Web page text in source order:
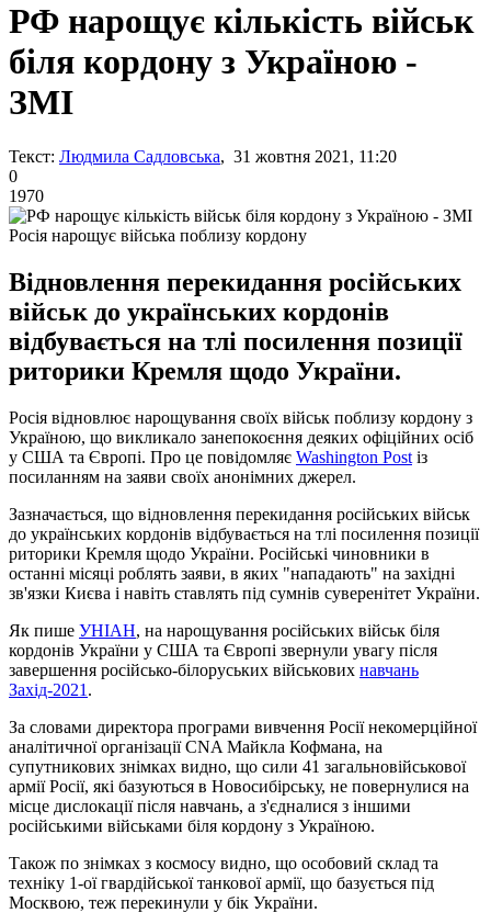
РФ нарощує кількість військ
біля кордону з Україною -
ЗМІ
Текст: Людмила Садловська, 31 жовтня 2021, 11:20
0
1970
Росія нарощує війська поблизу кордону
Відновлення перекидання російських
військ до українських кордонів
відбувається на тлі посилення позиції
риторики Кремля щодо України.
Росія відновлює нарощування своїх військ поблизу кордону з
Україною, що викликало занепокоєння деяких офіційних осіб
у США та Європі. Про це повідомляє Washington Рost із
посиланням на заяви своїх анонімних джерел.
Зазначається, що відновлення перекидання російських військ
до українських кордонів відбувається на тлі посилення позиції
риторики Кремля щодо України. Російські чиновники в
останні місяці роблять заяви, в яких "нападають" на західні
зв'язки Києва і навіть ставлять під сумнів суверенітет України.
Як пише УНІАН, на нарощування російських військ біля
кордонів України у США та Європі звернули увагу після
завершення російсько-білоруських військових навчань
Захід-2021 .
За словами директора програми вивчення Росії некомерційної
аналітичної організації CNA Майкла Кофмана, на
супутникових знімках видно, що сили 41 загальновійськової
армії Росії, які базуються в Новосибірську, не повернулися на
місце дислокації після навчань, а з'єдналися з іншими
російськими військами біля кордону з Україною.
Також по знімках з космосу видно, що особовий склад та
техніку 1-ої гвардійської танкової армії, що базується під
Москвою, теж перекинули у бік України.